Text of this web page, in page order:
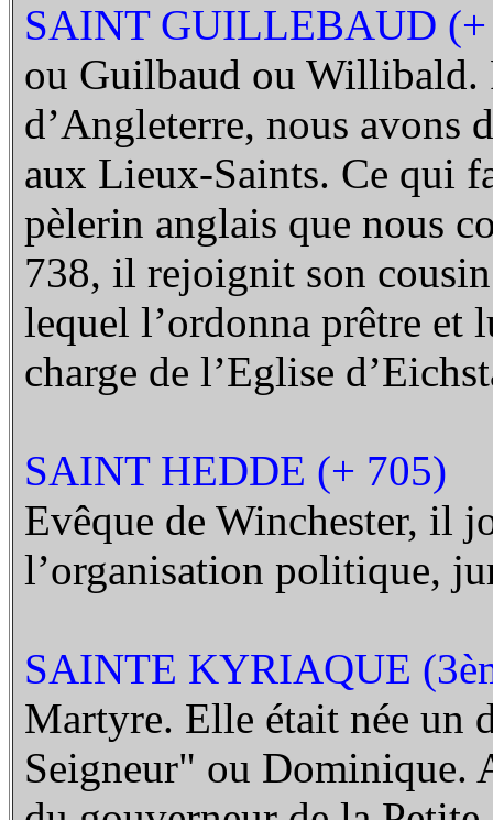
SAINT GUILLEBAUD (+
ou Guilbaud ou Willibald.
d’Angleterre, nous avons
aux Lieux-Saints. Ce qui
pèlerin anglais que nous
738, il rejoignit son
lequel l’ordonna prêtre et
charge de l’Eglise
SAINT HEDDE (+ 705)
Evêque de Winchester, il
l’organisation politique,
SAINTE KYRIAQUE
Martyre. Elle était née un
Seigneur" ou Dominique.